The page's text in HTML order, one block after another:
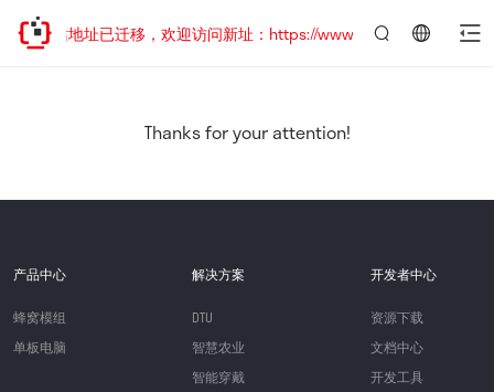
网站地址已迁移，欢迎访问新址：https://www.quectel.com.cn
Thanks for your attention!
产品中心
蜂窝模组
单板电脑
解决方案
DTU
智慧农业
智能穿戴
开发者中心
资源下载
文档中心
开发工具